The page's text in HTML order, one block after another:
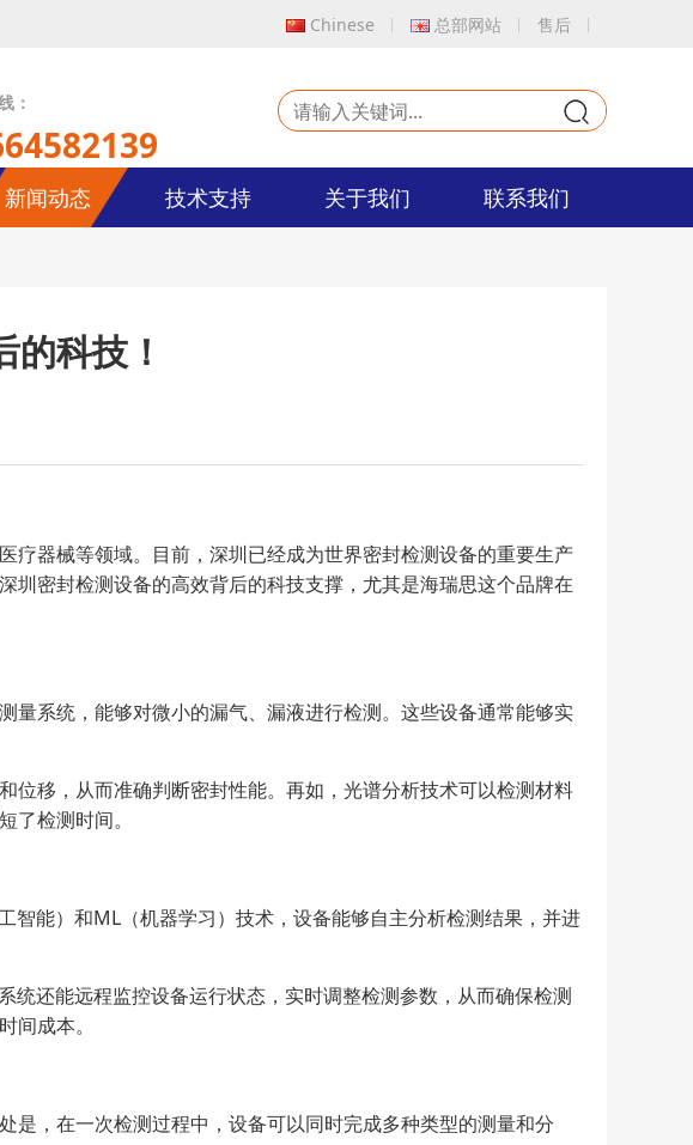
Chinese 总部网站 售后
：
新闻动态 技术支持 关于我们 联系我们
科技！
疗器械等领域。目前，深圳已经成为世界密封检测设备的重要生产
密封检测设备的高效背后的科技支撑，尤其是海瑞思这个品牌在
量系统，能够对微小的漏气、漏液进行检测。这些设备通常能够实
位移，从而准确判断密封性能。再如，光谱分析技术可以检测材料
检测时间。
能）和ML（机器学习）技术，设备能够自主分析检测结果，并进
还能远程监控设备运行状态，实时调整检测参数，从而确保检测
间成本。
，在一次检测过程中，设备可以同时完成多种类型的测量和分